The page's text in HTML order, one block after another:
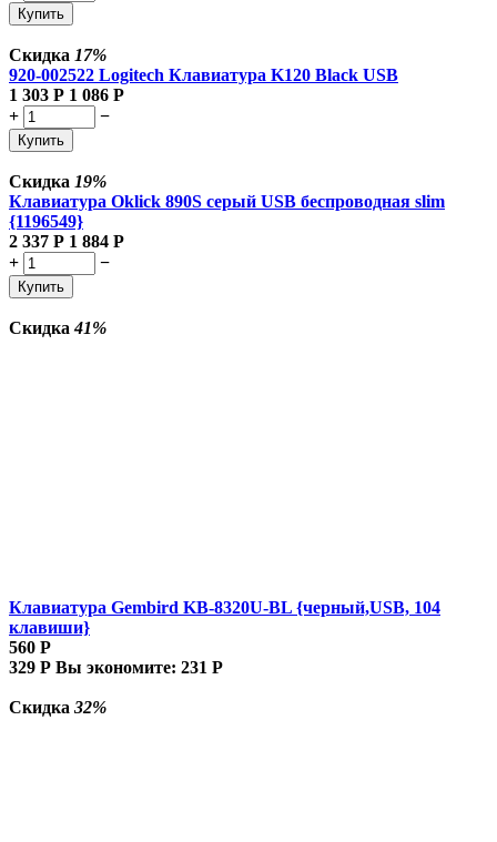
Купить
Скидка 17%
920-002522 Logitech Клавиатура K120 Black USB
1 303 Р 1 086 Р
+
−
Купить
Скидка 19%
Клавиатура Oklick 890S серый USB беспроводная slim
{1196549}
2 337 Р 1 884 Р
+
−
Купить
Скидка41%
Клавиатура Gembird KB-8320U-BL {черный,USB, 104
клавиши}
560 Р
329 Р Вы экономите: 231 Р
Скидка 32%